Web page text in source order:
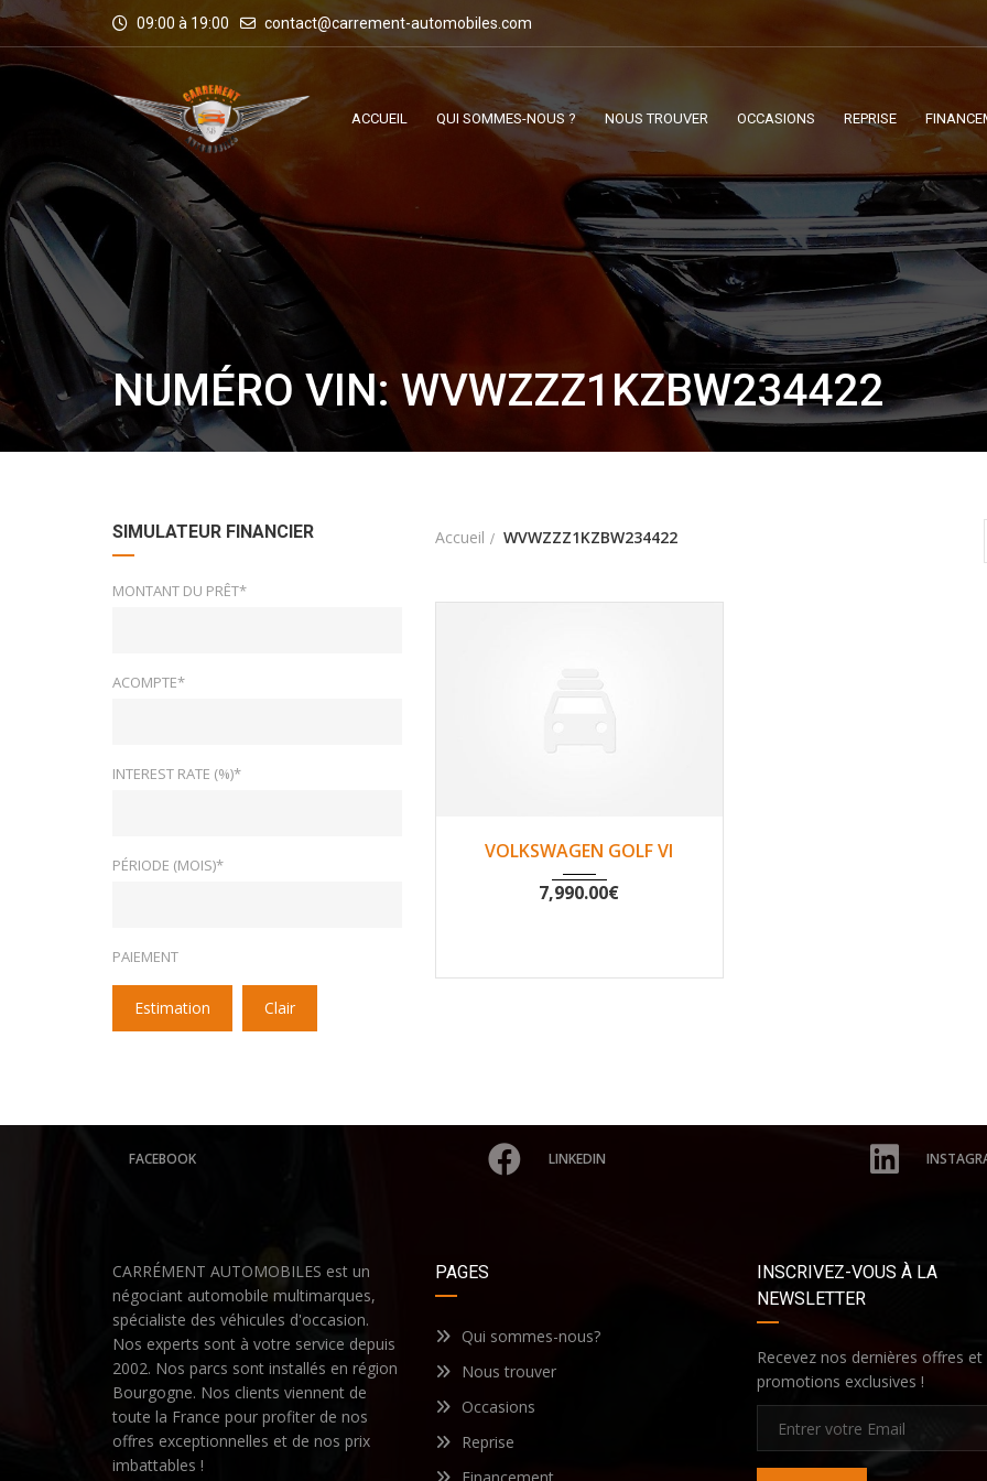
09:00 à 19:00 contact@carrement-automobiles.com
ACCUEIL QUI SOMMES-NOUS ? NOUS TROUVER OCCASIONS REPRISE
NUMÉRO VIN: WVWZZZ1KZBW234422
SIMULATEUR FINANCIER
MONTANT DU PRÊT*
ACOMPTE*
INTEREST RATE (%)*
PÉRIODE (MOIS)*
PAIEMENT
Estimation Clair
Accueil WVWZZZ1KZBW234422
2011 Non 82445
VOLKSWAGEN GOLF VI
7,990.00€
FACEBOOK LINKEDIN
CARRÉMENT AUTOMOBILES est un
négociant automobile multimarques,
spécialiste des véhicules d'occasion.
Nos experts sont à votre service depuis
2002. Nos parcs sont installés en région
Bourgogne. Nos clients viennent de
toute la France pour profiter de nos
offres exceptionnelles et de nos prix
imbattables !
PAGES
Qui sommes-nous?
Nous trouver
Occasions
Reprise
INSCRIVEZ-VOUS À LA
NEWSLETTER
Recevez nos dernières offres et
promotions exclusives !